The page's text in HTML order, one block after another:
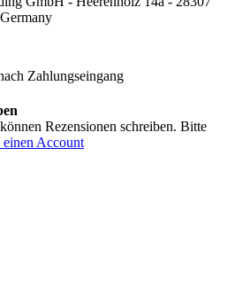
Zahlungseingang
Rezensionen schreiben. Bitte
einen Account